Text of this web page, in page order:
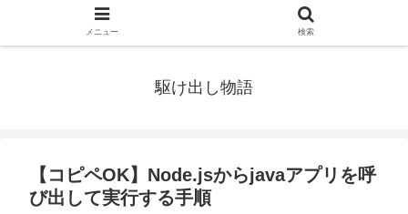
駆け出し物語
【コピペOK】Node.jsからjavaアプリを呼
び出して実行する手順
メニュー 検索